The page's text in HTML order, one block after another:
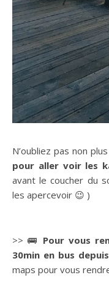
N’oubliez pas non
pour aller voir les
avant le coucher du
les apercevoir 😉 )
>> 🚌 Pour vous
30min en bus
maps pour vous